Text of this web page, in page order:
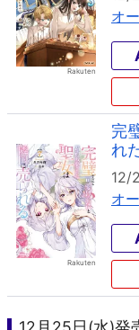
オ
完
れ
12/
オ